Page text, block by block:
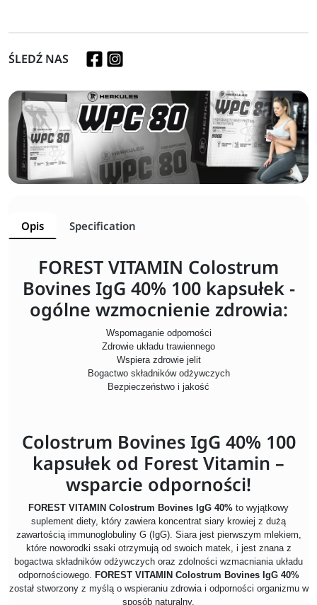
ŚLEDŹ NAS
Opis Specification
FOREST VITAMIN Colostrum
Bovines IgG 40% 100 kapsułek -
ogólne wzmocnienie zdrowia:
Wspomaganie odporności
Zdrowie układu trawiennego
Wspiera zdrowie jelit
Bogactwo składników odżywczych
Bezpieczeństwo i jakość
Colostrum Bovines IgG 40% 100
kapsułek od Forest Vitamin –
wsparcie odporności!
FOREST VITAMIN Colostrum Bovines IgG 40% to wyjątkowy
suplement diety, który zawiera koncentrat siary krowiej z dużą
zawartością immunoglobuliny G (IgG). Siara jest pierwszym mlekiem,
które noworodki ssaki otrzymują od swoich matek, i jest znana z
bogactwa składników odżywczych oraz zdolności wzmacniania układu
odpornościowego. FOREST VITAMIN Colostrum Bovines IgG 40%
został stworzony z myślą o wspieraniu zdrowia i odporności organizmu w
sposób naturalny.